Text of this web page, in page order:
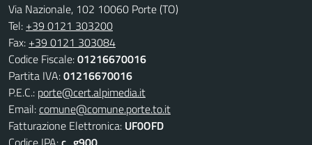
Via Nazionale, 102 10060 Porte (TO)
Tel: +39 0121 303200
Fax: +39 0121 303084
Codice Fiscale:01216670016
Partita IVA:01216670016
P.E.C.: porte@cert.alpimedia.it
Email:comune@comune.porte.to.it
Fatturazione Elettronica: UF0OFD